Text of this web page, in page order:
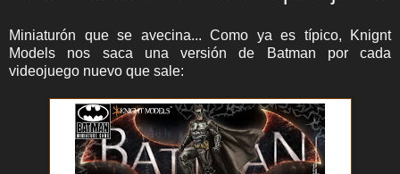
Miniaturón que se avecina... Como ya es típico, Knignt
Models nos saca una versión de Batman por cada
videojuego nuevo que sale: